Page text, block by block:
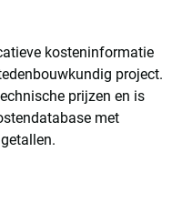
kosteninformatie
project.
prijzen en is
met